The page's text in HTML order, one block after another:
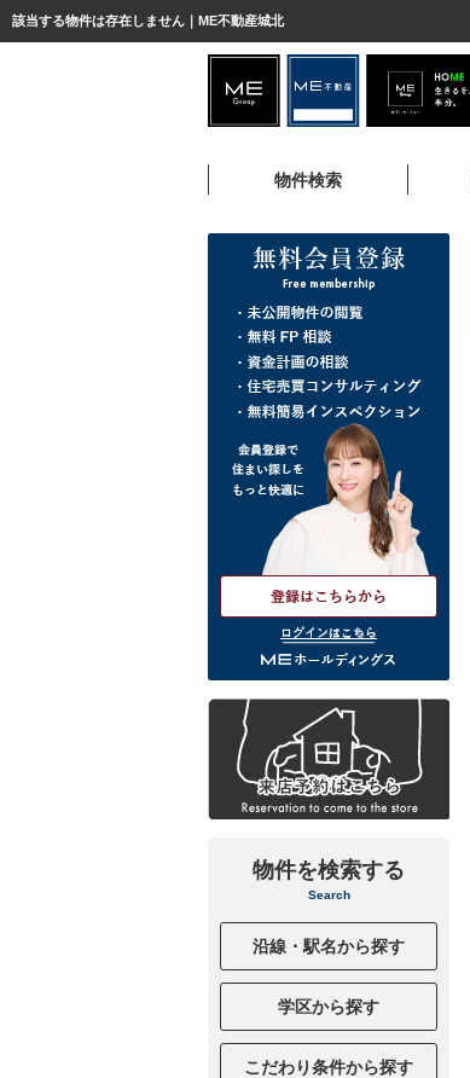
該当する物件は存在しません｜ME不動産城北
物件検索
ログインはこちら
物件を検索する
Search
沿線・駅名から探す
学区から探す
こだわり条件から探す